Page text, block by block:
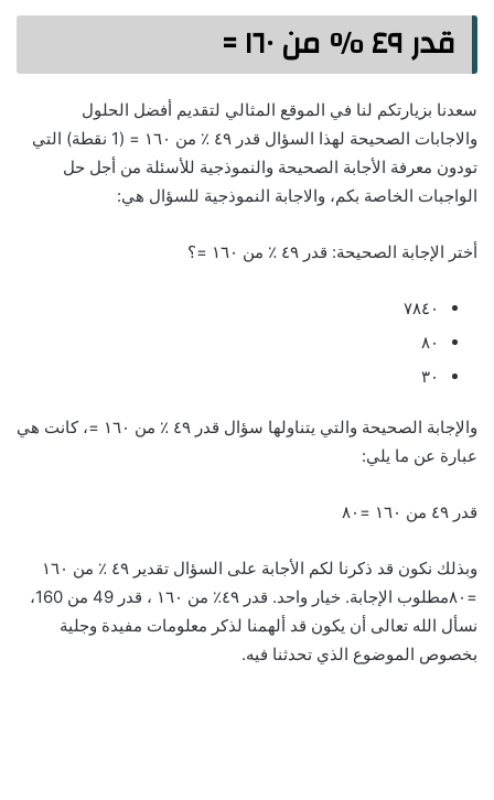
قدر ٤٩ ٪؜ من ١٦٠ =
سعدنا بزيارتكم لنا في الموقع المثالي لتقديم أفضل الحلول
والاجابات الصحيحة لهذا السؤال قدر ٤٩ ٪؜ من ١٦٠ = (1 نقطة) التي
تودون معرفة الأجابة الصحيحة والنموذجية للأسئلة من أجل حل
الواجبات الخاصة بكم، والاجابة النموذجية للسؤال هي:
أختر الإجابة الصحيحة: قدر ٤٩ ٪؜ من ١٦٠ =؟
٧٨٤٠
٨٠
٣٠
والإجابة الصحيحة والتي يتناولها سؤال قدر ٤٩ ٪؜ من ١٦٠ =، كانت هي
عبارة عن ما يلي:
قدر ٤٩ من ١٦٠ =٨٠
وبذلك نكون قد ذكرنا لكم الأجابة على السؤال تقدير ٤٩ ٪ من ١٦٠
=٨٠مطلوب الإجابة. خيار واحد. قدر ٤٩٪ من ١٦٠ ، قدر 49 من 160،
نسأل الله تعالى أن يكون قد ألهمنا لذكر معلومات مفيدة وجلية
بخصوص الموضوع الذي تحدثنا فيه.